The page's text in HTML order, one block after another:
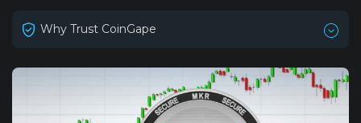
Why Trust CoinGape